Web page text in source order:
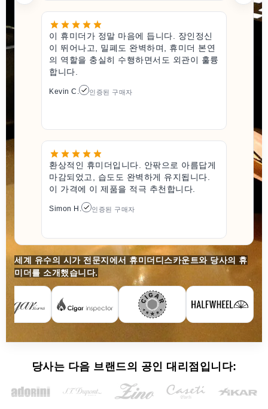
이 휴미더가 정말 마음에 듭니다. 장인정신
이 뛰어나고, 밀폐도 완벽하며, 휴미더 본연
의 역할을 충실히 수행하면서도 외관이 훌륭
합니다.
Kevin C. 인증된 구매자
환상적인 휴미더입니다. 안팎으로 아름답게
마감되었고, 습도도 완벽하게 유지됩니다.
이 가격에 이 제품을 적극 추천합니다.
Simon H. 인증된 구매자
세계 유수의 시가 전문지에서 휴미더디스카운트와 당사의 휴
미더를 소개했습니다.
당사는 다음 브랜드의 공인 대리점입니다: